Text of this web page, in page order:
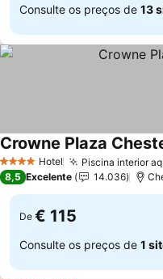
Consulte os preços de 13
4 EstrelasHotel Piscina interior
Crowne Plaza
8,5 Excelente 14.036
De € 115
Consulte os preços de 1